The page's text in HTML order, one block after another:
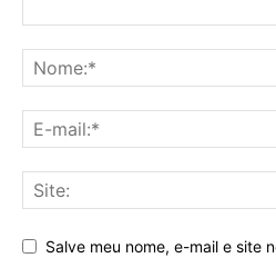
Salve meu nome, e-mail e site